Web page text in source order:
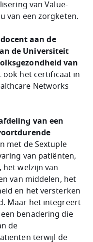
van Value-
van een zorgketen.
aan de
de Universiteit
van
ook het certificaat in
Networks
van een
met de Sextuple
van patiënten,
het welzijn van
van middelen, het
en het versterken
Maar het integreert
een benadering die
de
terwijl de